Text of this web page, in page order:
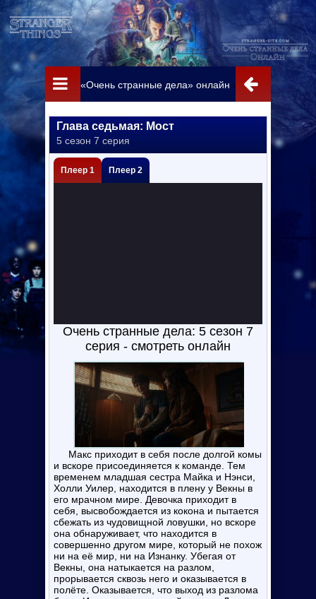
«Очень странные дела» онлайн » Сезон 5 »
Глава седьмая: Мост
5 сезон 7 серия
Плеер 1 Плеер 2
Очень странные дела: 5 сезон 7
серия - смотреть онлайн
Макс приходит в себя после долгой комы
и вскоре присоединяется к команде. Тем
временем младшая сестра Майка и Нэнси,
Холли Уилер, находится в плену у Векны в
его мрачном мире. Девочка приходит в
себя, высвобождается из кокона и пытается
сбежать из чудовищной ловушки, но вскоре
она обнаруживает, что находится в
совершенно другом мире, который не похож
ни на её мир, ни на Изнанку. Убегая от
Векны, она натыкается на разлом,
прорывается сквозь него и оказывается в
полёте. Оказывается, что выход из разлома